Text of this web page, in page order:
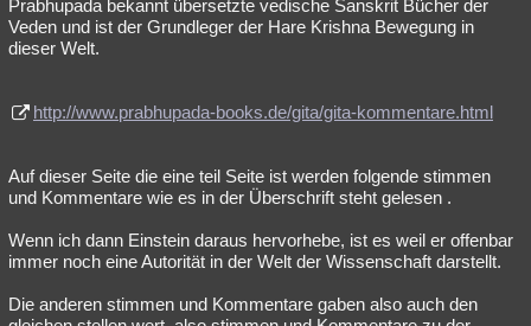
Prabhupada bekannt übersetzte vedische Sanskrit Bücher der
Veden und ist der Grundleger der Hare Krishna Bewegung in
dieser Welt.
http://www.prabhupada-books.de/gita/gita-kommentare.html
Auf dieser Seite die eine teil Seite ist werden folgende stimmen
und Kommentare wie es in der Überschrift steht gelesen .
Wenn ich dann Einstein daraus hervorhebe, ist es weil er offenbar
immer noch eine Autorität in der Welt der Wissenschaft darstellt.
Die anderen stimmen und Kommentare gaben also auch den